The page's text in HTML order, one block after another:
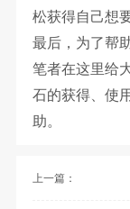
松获得自己想
最后，为了帮
笔者在这里给
石的获得、使
助。
上一篇：